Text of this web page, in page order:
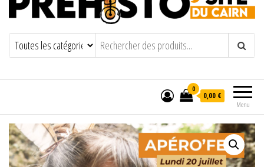
Préhisto'site du CAIRNParc à thème sur la Préhistoire en
Vendée.
Menu
0
0,00 €